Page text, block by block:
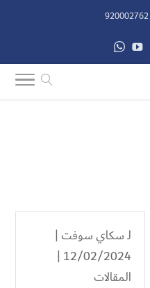
لـسكاي سوفت |
12/02/2024 |
المقالات